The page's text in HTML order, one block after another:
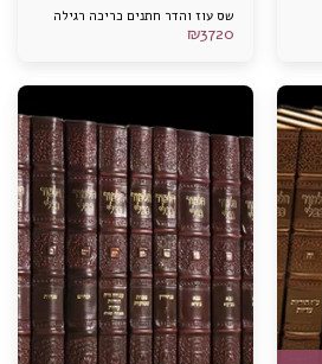
שס עוז והדר חתנים כריכה רגילה
₪3720